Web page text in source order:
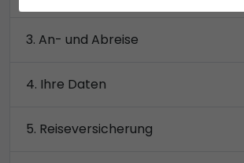
An- und Abreise
Ihre Daten
Reiseversicherung